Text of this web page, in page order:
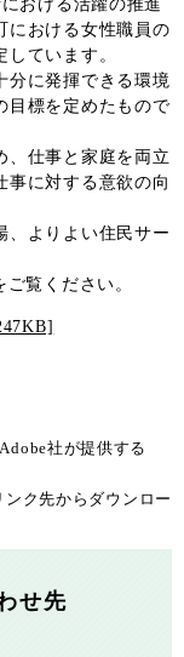
おける活躍の推進
における女性職員の
ています。
に発揮できる環境
目標を定めたもので
仕事と家庭を両立
事に対する意欲の向
よりよい住民サー
覧ください。
社が提供する
ク先からダウンロー
せ先